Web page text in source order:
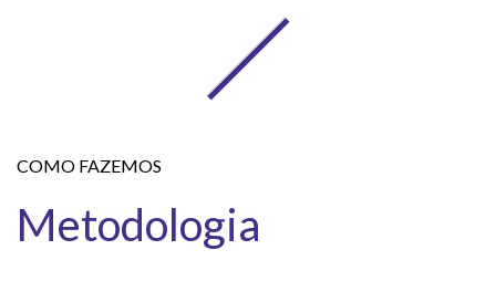
COMO FAZEMOS
Metodologia